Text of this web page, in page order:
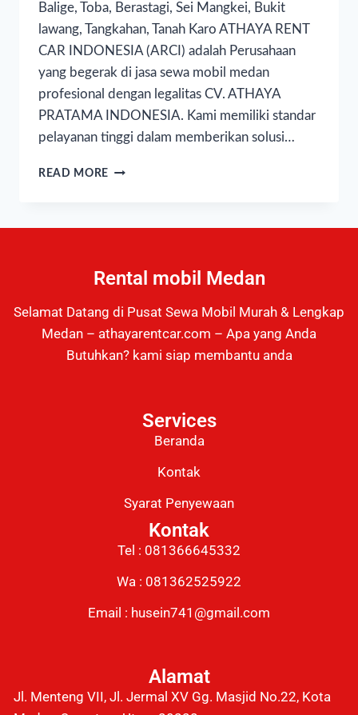
Balige, Toba, Berastagi, Sei Mangkei, Bukit
lawang, Tangkahan, Tanah Karo ATHAYA RENT
CAR INDONESIA (ARCI) adalah Perusahaan
yang begerak di jasa sewa mobil medan
profesional dengan legalitas CV. ATHAYA
PRATAMA INDONESIA. Kami memiliki standar
pelayanan tinggi dalam memberikan solusi…
READ MORE
Rental mobil Medan
Selamat Datang di Pusat Sewa Mobil Murah & Lengkap
Medan – athayarentcar.com – Apa yang Anda
Butuhkan? kami siap membantu anda
Services
Beranda
Kontak
Syarat Penyewaan
Kontak
Tel : 081366645332
Wa : 081362525922
Email : husein741@gmail.com
Alamat
Jl. Menteng VII, Jl. Jermal XV Gg. Masjid No.22, Kota